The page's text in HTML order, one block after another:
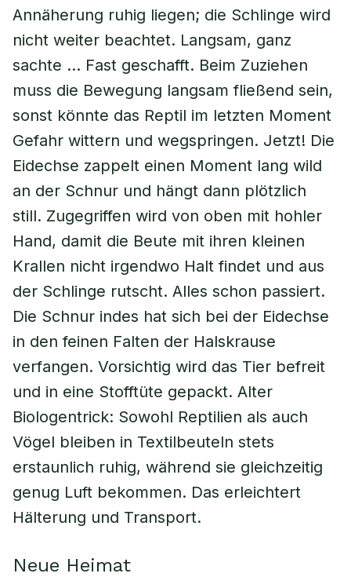
Annäherung ruhig liegen; die Schlinge wird
nicht weiter beachtet. Langsam, ganz
sachte … Fast geschafft. Beim Zuziehen
muss die Bewegung langsam fließend sein,
sonst könnte das Reptil im letzten Moment
Gefahr wittern und wegspringen. Jetzt! Die
Eidechse zappelt einen Moment lang wild
an der Schnur und hängt dann plötzlich
still. Zugegriffen wird von oben mit hohler
Hand, damit die Beute mit ihren kleinen
Krallen nicht irgendwo Halt findet und aus
der Schlinge rutscht. Alles schon passiert.
Die Schnur indes hat sich bei der Eidechse
in den feinen Falten der Halskrause
verfangen. Vorsichtig wird das Tier befreit
und in eine Stofftüte gepackt. Alter
Biologentrick: Sowohl Reptilien als auch
Vögel bleiben in Textilbeuteln stets
erstaunlich ruhig, während sie gleichzeitig
genug Luft bekommen. Das erleichtert
Hälterung und Transport.
Neue Heimat